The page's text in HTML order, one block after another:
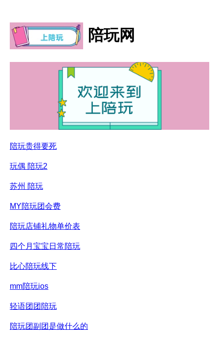
陪玩网
陪玩贵得要死
玩偶 陪玩2
苏州 陪玩
MY陪玩团会费
陪玩店铺礼物单价表
四个月宝宝日常陪玩
比心陪玩线下
mm陪玩ios
轻语团团陪玩
陪玩团副团是做什么的